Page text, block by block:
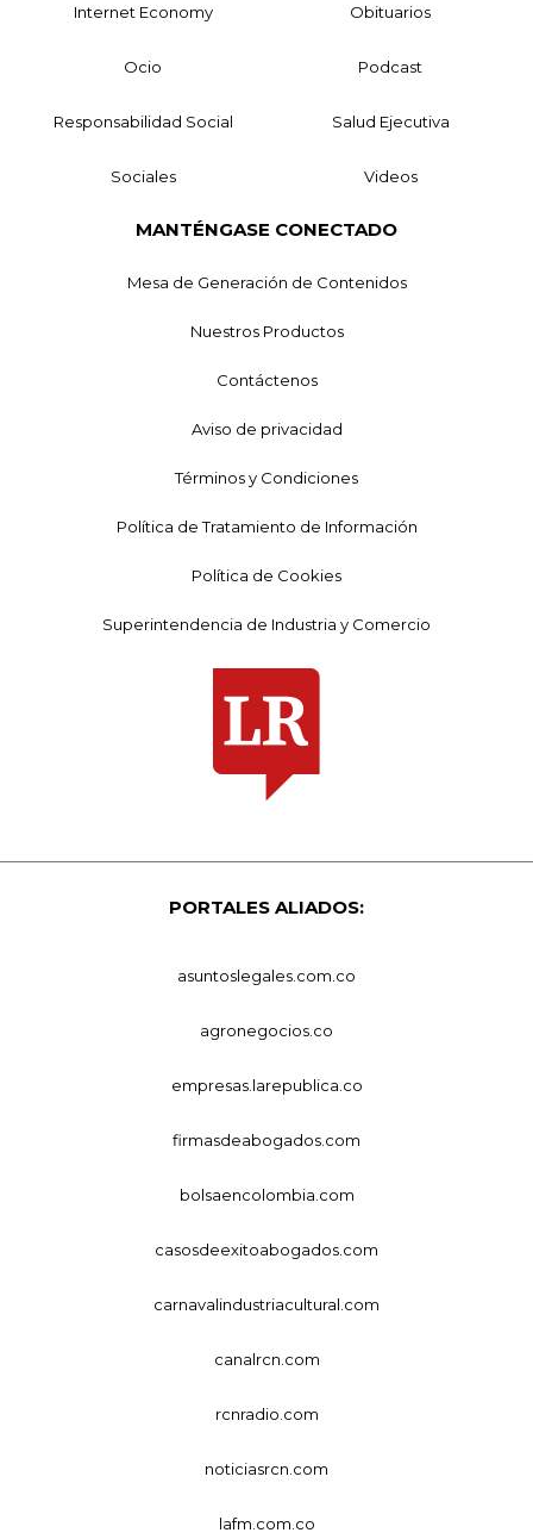
Internet Economy Obituarios
Ocio Podcast
Responsabilidad Social Salud Ejecutiva
Sociales Videos
MANTÉNGASE CONECTADO
Mesa de Generación de Contenidos
Nuestros Productos
Contáctenos
Aviso de privacidad
Términos y Condiciones
Política de Tratamiento de Información
Política de Cookies
Superintendencia de Industria y Comercio
PORTALES ALIADOS:
asuntoslegales.com.co
agronegocios.co
empresas.larepublica.co
firmasdeabogados.com
bolsaencolombia.com
casosdeexitoabogados.com
carnavalindustriacultural.com
canalrcn.com
rcnradio.com
noticiasrcn.com
lafm.com.co